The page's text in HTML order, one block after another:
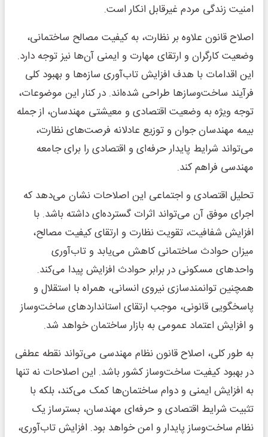
امنیت زندگی مردم غیرقابل انکار است.
اصلاح قانون علاوه بر نظارت، به کیفیت مصالح ساختمانی،
وضعیت کارگران و ارتقای مهارت و ایمنی آن‌ها نیز توجه دارد.
این اقدامات با هدف افزایش تاب‌آوری سازه‌ها و بهبود کلی
فرآیند ساخت‌وسازها طراحی شده‌اند. در کنار این موضوعات،
توجه ویژه به وضعیت اقتصادی و معیشتی مهندسان، از جمله
بیمه مهندسان جوان و توزیع عادلانه فرصت‌های نظارت،
می‌تواند شرایط پایدار حرفه‌ای و اقتصادی را برای جامعه
مهندسی فراهم کند.
تحلیل اقتصادی و اجتماعی این اصلاحات نشان می‌دهد که
اجرای موفق آن می‌تواند اثرات گسترده‌ای داشته باشد. با
افزایش شفافیت، تقویت نظارت و ارتقای کیفیت مصالح،
میزان حوادث ساختمانی کاهش می‌یابد و تاب‌آوری
واحدهای مسکونی در برابر حوادث افزایش پیدا می‌کند.
همچنین توانمندسازی نیروی انسانی، همراه با استقلال و
پاسخگویی قانونی، موجب ارتقای استانداردهای ساخت‌وساز
و افزایش اعتماد عمومی به بازار ساختمان خواهد شد.
به طور کلی، اصلاح قانون نظام مهندسی می‌تواند نقطه عطفی
در بهبود کیفیت ساخت‌وساز کشور باشد. این اصلاحات نه تنها
به افزایش ایمنی و دوام ساختمان‌ها کمک می‌کند، بلکه با
تثبیت شرایط اقتصادی و حرفه‌ای مهندسان، بسترساز یک
نظام ساخت‌وساز پایدار و امن خواهد بود. افزایش تاب‌آوری،